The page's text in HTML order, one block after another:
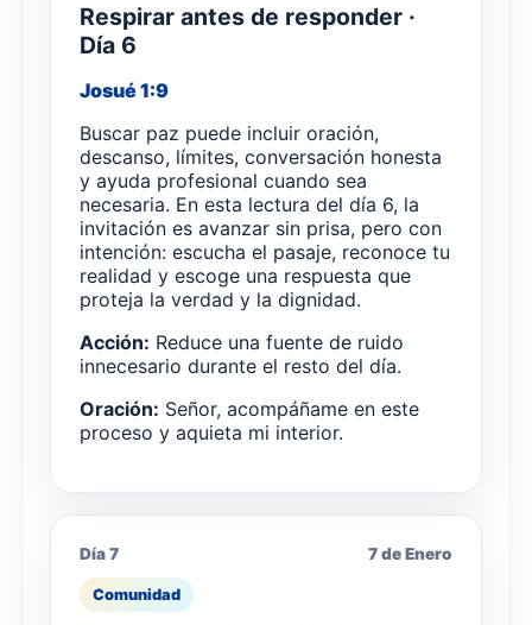
Respirar antes de responder ·
Día 6
Josué 1:9
Buscar paz puede incluir oración,
descanso, límites, conversación honesta
y ayuda profesional cuando sea
necesaria. En esta lectura del día 6, la
invitación es avanzar sin prisa, pero con
intención: escucha el pasaje, reconoce tu
realidad y escoge una respuesta que
proteja la verdad y la dignidad.
Acción: Reduce una fuente de ruido
innecesario durante el resto del día.
Oración: Señor, acompáñame en este
proceso y aquieta mi interior.
Día 7 7 de Enero
Comunidad